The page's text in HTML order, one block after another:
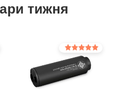
тижня
Оцінено в
5.00
з 5